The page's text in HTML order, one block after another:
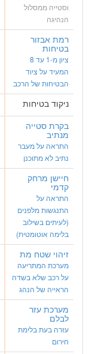
וסטייה ממסלול
הנהיגה
רמת אבזור
בטיחות
ציון מ-1 עד 8
המעיד על ציוד
הבטיחות של הרכב
ניקוד בטיחות
בקרת סטייה
מנתיב
התראה על מעבר
נתיב לא מתוכנן
חיישן מרחק
קדמי
התראה על
התנגשות מלפנים
(לעיתים בשילוב
בלימה אוטומטית)
זיהוי שטח מת
מערכת המתריעה
על רכב שלא בשדה
הראייה של הנהג
מערכת עזר
לבלם
עזרה בעת בלימת
חירום